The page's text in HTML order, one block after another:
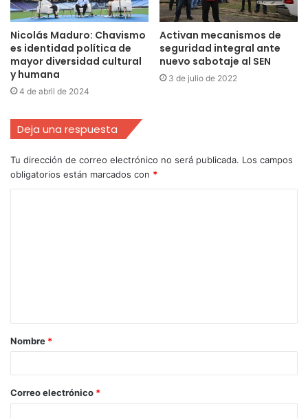
Nicolás Maduro: Chavismo
es identidad política de
mayor diversidad cultural
y humana
4 de abril de 2024
Activan mecanismos de
seguridad integral ante
nuevo sabotaje al SEN
3 de julio de 2022
Deja una respuesta
Tu dirección de correo electrónico no será publicada. Los campos
obligatorios están marcados con *
Nombre *
Correo electrónico *